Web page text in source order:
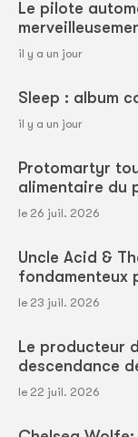
Le pilote
il y a un jour
Sleep : album
il y a un jour
Protomartyr
alimentaire du
le 26 juil. 2026
Uncle Acid &
fondamenteux
le 23 juil. 2026
Le producteur
descendance
le 22 juil. 2026